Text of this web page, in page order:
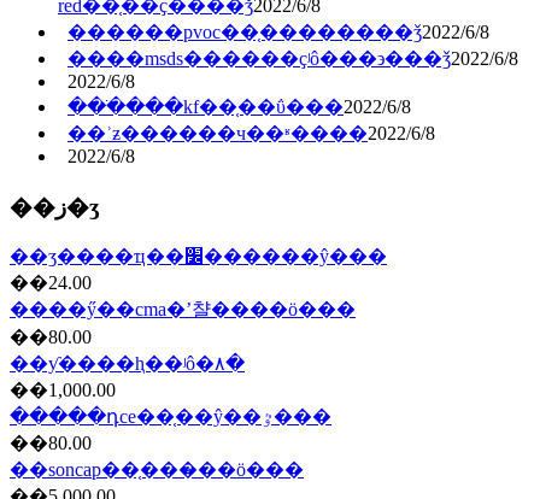
red��֤��ҫ����ǯ2022/6/8
������pvoc��֤��������ǯ2022/6/8
����msds������ҫʲô���϶���ǯ2022/6/8
2022/6/8
���ֺ���kf��֤��ΰ���2022/6/8
��ʾƶ������ч��ʶ����2022/6/8
2022/6/8
��ز�ʒ
��ʒ����ҵ��׼������ŷ���
��24.00
����ӳ��cma�ʼ챨����ö���
��80.00
��ƴ����ⱨ��ʲô�۸�
��1,000.00
�����դce��֤��ŷ��ٷ���
��80.00
��soncap��֤���̷��ö���